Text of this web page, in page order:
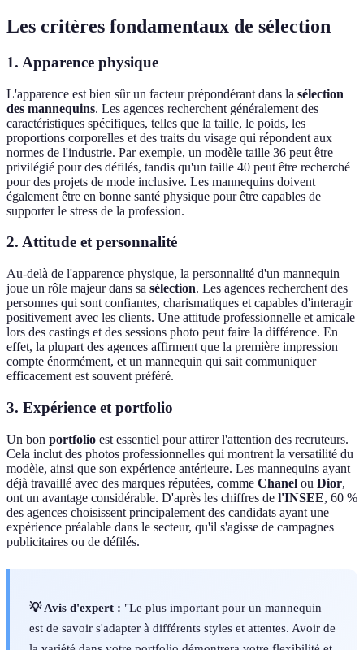
Les critères fondamentaux de sélection
1. Apparence physique
L'apparence est bien sûr un facteur prépondérant dans la sélection
des mannequins. Les agences recherchent généralement des
caractéristiques spécifiques, telles que la taille, le poids, les
proportions corporelles et des traits du visage qui répondent aux
normes de l'industrie. Par exemple, un modèle taille 36 peut être
privilégié pour des défilés, tandis qu'un taille 40 peut être recherché
pour des projets de mode inclusive. Les mannequins doivent
également être en bonne santé physique pour être capables de
supporter le stress de la profession.
2. Attitude et personnalité
Au-delà de l'apparence physique, la personnalité d'un mannequin
joue un rôle majeur dans sa sélection. Les agences recherchent des
personnes qui sont confiantes, charismatiques et capables d'interagir
positivement avec les clients. Une attitude professionnelle et amicale
lors des castings et des sessions photo peut faire la différence. En
effet, la plupart des agences affirment que la première impression
compte énormément, et un mannequin qui sait communiquer
efficacement est souvent préféré.
3. Expérience et portfolio
Un bon portfolio est essentiel pour attirer l'attention des recruteurs.
Cela inclut des photos professionnelles qui montrent la versatilité du
modèle, ainsi que son expérience antérieure. Les mannequins ayant
déjà travaillé avec des marques réputées, comme Chanel ou Dior,
ont un avantage considérable. D'après les chiffres de l'INSEE, 60 %
des agences choisissent principalement des candidats ayant une
expérience préalable dans le secteur, qu'il s'agisse de campagnes
publicitaires ou de défilés.
💡 Avis d'expert : "Le plus important pour un mannequin
est de savoir s'adapter à différents styles et attentes. Avoir de